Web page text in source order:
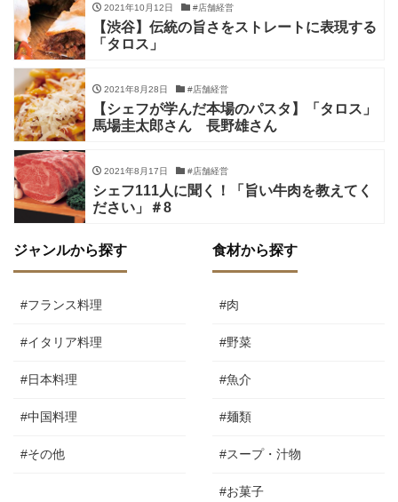
2021年10月12日 #店舗経営
【渋谷】伝統の旨さをストレートに表現する
「タロス」
2021年8月28日 #店舗経営
【シェフが学んだ本場のパスタ】「タロス」
馬場圭太郎さん 長野雄さん
2021年8月17日 #店舗経営
シェフ111人に聞く！「旨い牛肉を教えてく
ださい」＃8
ジャンルから探す
#フランス料理
#イタリア料理
#日本料理
#中国料理
#その他
食材から探す
#肉
#野菜
#魚介
#麺類
#スープ・汁物
#お菓子